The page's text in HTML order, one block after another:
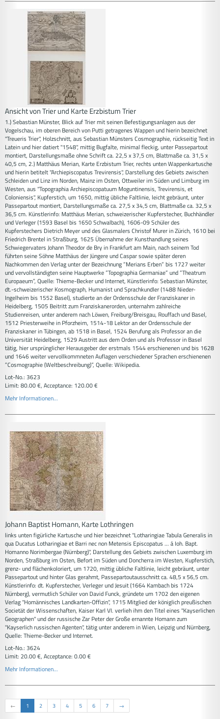
Ansicht von Trier und Karte Erzbistum Trier
1.) Sebastian Münster, Blick auf Trier mit seinen Befestigungsanlagen aus der
Vogelschau, im oberen Bereich von Putti getragenes Wappen und hierin bezeichnet
"Treueris Trier", Holzschnitt, aus Sebastian Münsters Cosmographie, rückseitig Text in
Latein und hier datiert "1548", mittig Bugfalte, minimal fleckig, unter Passepartout
montiert, Darstellungsmaße ohne Schrift ca. 22,5 x 37,5 cm, Blattmaße ca. 31,5 x
40,5 cm, 2.) Matthäus Merian, Karte Erzbistum Trier, rechts unten Wappenkartusche
und hierin betitelt "Archiepiscopatus Trevirensis", Darstellung des Gebiets zwischen
Schleiden und Linz im Norden, Mainz im Osten, Ottweiler im Süden und Limburg im
Westen, aus "Topographia Archiepiscopatuum Moguntinensis, Trevirensis, et
Coloniensis", Kupferstich, um 1650, mittig übliche Faltlinie, leicht gebräunt, unter
Passepartout montiert, Darstellungsmaße ca. 27,5 x 34,5 cm, Blattmaße ca. 32,5 x
36,5 cm. Künstlerinfo: Matthäus Merian, schweizerischer Kupferstecher, Buchhändler
und Verleger (1593 Basel bis 1650 Schwalbach), 1606-09 Schüler des
Kupferstechers Dietrich Meyer und des Glasmalers Christof Murer in Zürich, 1610 bei
Friedrich Brentel in Straßburg, 1625 Übernahme der Kunsthandlung seines
Schwiegervaters Johann Theodor de Bry in Frankfurt am Main, nach seinem Tod
führten seine Söhne Matthäus der Jüngere und Caspar sowie später deren
Nachkommen den Verlag unter der Bezeichnung ”Merians Erben” bis 1727 weiter
und vervollständigten seine Hauptwerke ”Topographia Germaniae” und ”Theatrum
Europaeum”, Quelle: Thieme-Becker und Internet, Künstlerinfo: Sebastian Münster,
dt.-schweizerischer Kosmograph, Humanist und Sprachkundler (1488 Nieder-
Ingelheim bis 1552 Basel), studierte an der Ordensschule der Franziskaner in
Heidelberg, 1505 Beitritt zum Franziskanerorden, unternahm zahlreiche
Studienreisen, unter anderem nach Löwen, Freiburg/Breisgau, Rouffach und Basel,
1512 Priesterweihe in Pforzheim, 1514-18 Lektor an der Ordensschule der
Franziskaner in Tübingen, ab 1518 in Basel, 1524 Berufung als Professor an die
Universität Heidelberg, 1529 Austritt aus dem Orden und als Professor in Basel
tätig, hier ursprünglicher Herausgeber der erstmals 1544 erschienenen und bis 1628
und 1646 weiter vervollkommneten Auflagen verschiedener Sprachen erschienenen
”Cosmographie (Weltbeschreibung)”, Quelle: Wikipedia.
Lot-No.: 3623
Limit: 80.00 €, Acceptance: 120.00 €
Mehr Informationen...
Johann Baptist Homann, Karte Lothringen
links unten figürliche Kartusche und hier bezeichnet "Lotharingiae Tabula Generalis in
qua Ducatus Lotharingiae et Barri nec non Metensis Episcopatus ... á Ioh. Bapt.
Homanno Norimbergae (Nürnberg)", Darstellung des Gebiets zwischen Luxemburg im
Norden, Straßburg im Osten, Befort im Süden und Doncherra im Westen, Kupferstich,
grenz- und flächenkoloriert, um 1720, mittig übliche Faltlinie, leicht gebräunt, unter
Passepartout und hinter Glas gerahmt, Passepartoutausschnitt ca. 48,5 x 56,5 cm.
Künstlerinfo: dt. Kupferstecher, Verleger und Jesuit (1664 Kambach bis 1724
Nürnberg), vermutlich Schüler von David Funck, gründete um 1702 den eigenen
Verlag "Homännisches Landkarten-Offizin", 1715 Mitglied der königlich preußischen
Societät der Wissenschaften, Kaiser Karl VI. verlieh ihm den Titel eines "Kayserlichen
Geographen" und der russische Zar Peter der Große ernannte Homann zum
"Kayserlich russischen Agenten", tätig unter anderem in Wien, Leipzig und Nürnberg,
Quelle: Thieme-Becker und Internet.
Lot-No.: 3624
Limit: 20.00 €, Acceptance: 0.00 €
Mehr Informationen...
← 1 2 3 4 5 6 7 →